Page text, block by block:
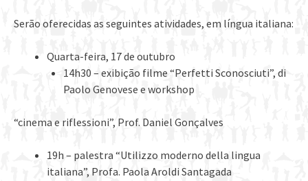
Serão oferecidas as seguintes atividades, em língua italiana:
Quarta-feira, 17 de outubro
14h30 – exibição filme “Perfetti Sconosciuti”, di
Paolo Genovese e workshop
“cinema e riflessioni”, Prof. Daniel Gonçalves
19h – palestra “Utilizzo moderno della lingua
italiana”, Profa. Paola Aroldi Santagada